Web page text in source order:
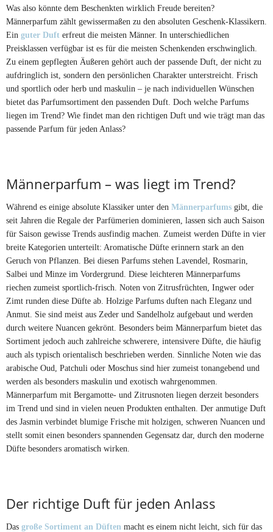
Was also könnte dem Beschenkten wirklich Freude bereiten?
Männerparfum zählt gewissermaßen zu den absoluten Geschenk-Klassikern.
Ein guter Duft erfreut die meisten Männer. In unterschiedlichen
Preisklassen verfügbar ist es für die meisten Schenkenden erschwinglich.
Zu einem gepflegten Äußeren gehört auch der passende Duft, der nicht zu
aufdringlich ist, sondern den persönlichen Charakter unterstreicht. Frisch
und sportlich oder herb und maskulin – je nach individuellen Wünschen
bietet das Parfumsortiment den passenden Duft. Doch welche Parfums
liegen im Trend? Wie findet man den richtigen Duft und wie trägt man das
passende Parfum für jeden Anlass?
Männerparfum – was liegt im Trend?
Während es einige absolute Klassiker unter den Männerparfums gibt, die
seit Jahren die Regale der Parfümerien dominieren, lassen sich auch Saison
für Saison gewisse Trends ausfindig machen. Zumeist werden Düfte in vier
breite Kategorien unterteilt: Aromatische Düfte erinnern stark an den
Geruch von Pflanzen. Bei diesen Parfums stehen Lavendel, Rosmarin,
Salbei und Minze im Vordergrund. Diese leichteren Männerparfums
riechen zumeist sportlich-frisch. Noten von Zitrusfrüchten, Ingwer oder
Zimt runden diese Düfte ab. Holzige Parfums duften nach Eleganz und
Anmut. Sie sind meist aus Zeder und Sandelholz aufgebaut und werden
durch weitere Nuancen gekrönt. Besonders beim Männerparfum bietet das
Sortiment jedoch auch zahlreiche schwerere, intensivere Düfte, die häufig
auch als typisch orientalisch beschrieben werden. Sinnliche Noten wie das
arabische Oud, Patchuli oder Moschus sind hier zumeist tonangebend und
werden als besonders maskulin und exotisch wahrgenommen.
Männerparfum mit Bergamotte- und Zitrusnoten liegen derzeit besonders
im Trend und sind in vielen neuen Produkten enthalten. Der anmutige Duft
des Jasmin verbindet blumige Frische mit holzigen, schweren Nuancen und
stellt somit einen besonders spannenden Gegensatz dar, durch den moderne
Düfte besonders aromatisch wirken.
Der richtige Duft für jeden Anlass
Das große Sortiment an Düften macht es einem nicht leicht, sich für das